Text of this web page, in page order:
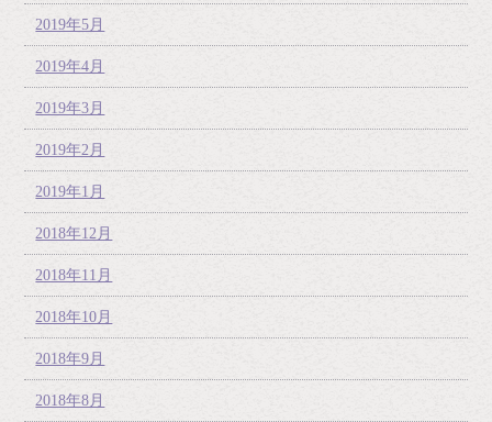
2019年5月
2019年4月
2019年3月
2019年2月
2019年1月
2018年12月
2018年11月
2018年10月
2018年9月
2018年8月